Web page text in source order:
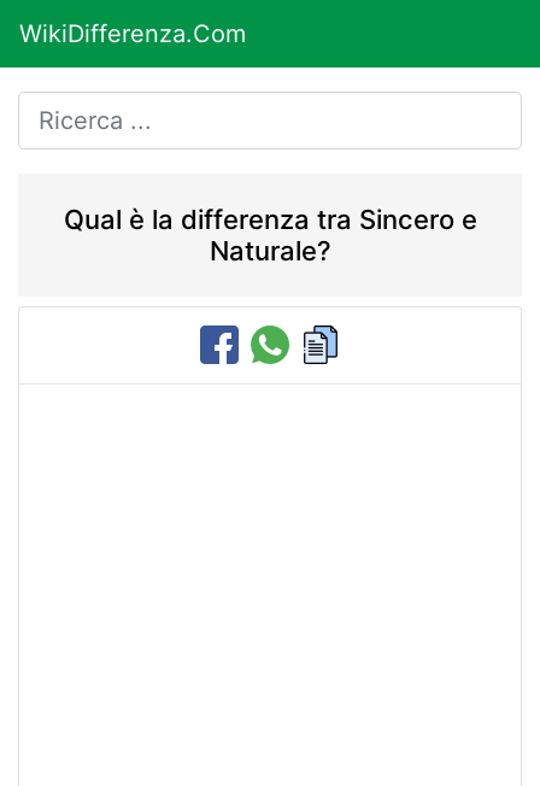
WikiDifferenza.Com
Qual è la differenza tra Sincero e
Naturale?